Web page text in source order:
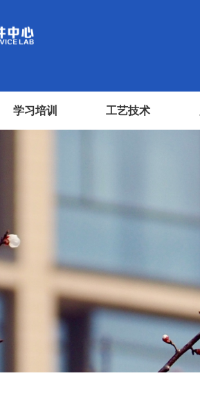
学习培训 工艺技术